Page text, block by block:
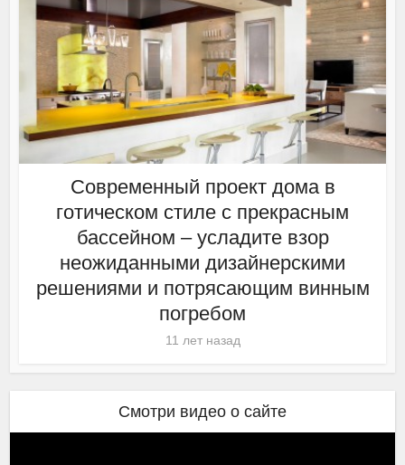
Современный проект дома в
готическом стиле с прекрасным
бассейном – усладите взор
неожиданными дизайнерскими
решениями и потрясающим винным
погребом
11 лет назад
Смотри видео о сайте